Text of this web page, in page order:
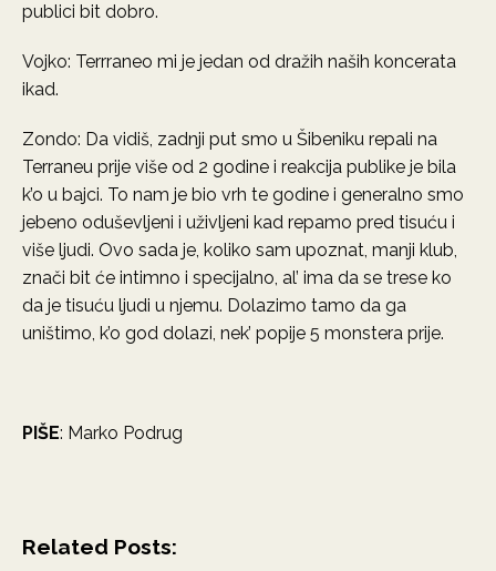
publici bit dobro.
Vojko: Terrraneo mi je jedan od dražih naših koncerata
ikad.
Zondo: Da vidiš, zadnji put smo u Šibeniku repali na
Terraneu prije više od 2 godine i reakcija publike je bila
k’o u bajci. To nam je bio vrh te godine i generalno smo
jebeno oduševljeni i uživljeni kad repamo pred tisuću i
više ljudi. Ovo sada je, koliko sam upoznat, manji klub,
znači bit će intimno i specijalno, al’ ima da se trese ko
da je tisuću ljudi u njemu. Dolazimo tamo da ga
uništimo, k’o god dolazi, nek’ popije 5 monstera prije.
PIŠE: Marko Podrug
Related Posts: